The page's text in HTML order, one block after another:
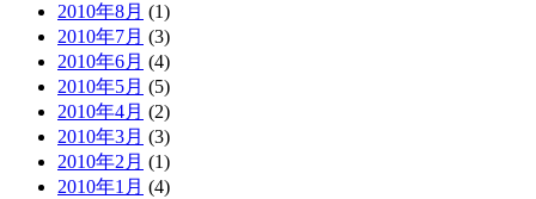
2010年8月 (1)
2010年7月 (3)
2010年6月 (4)
2010年5月 (5)
2010年4月 (2)
2010年3月 (3)
2010年2月 (1)
2010年1月 (4)